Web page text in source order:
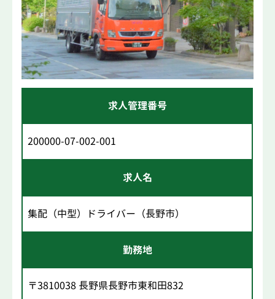
求人管理番号
200000-07-002-001
求人名
集配（中型）ドライバー（長野市）
勤務地
〒3810038 長野県長野市東和田832